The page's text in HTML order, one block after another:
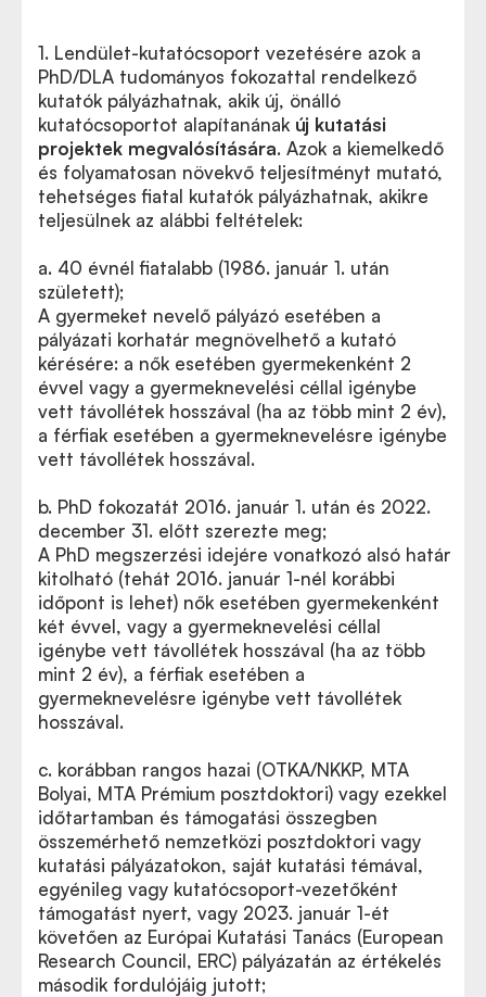
1. Lendület-kutatócsoport vezetésére azok a
PhD/DLA tudományos fokozattal rendelkező
kutatók pályázhatnak, akik új, önálló
kutatócsoportot alapítanának új kutatási
projektek megvalósítására. Azok a kiemelkedő
és folyamatosan növekvő teljesítményt mutató,
tehetséges fiatal kutatók pályázhatnak, akikre
teljesülnek az alábbi feltételek:
a. 40 évnél fiatalabb (1986. január 1. után
született);
A gyermeket nevelő pályázó esetében a
pályázati korhatár megnövelhető a kutató
kérésére: a nők esetében gyermekenként 2
évvel vagy a gyermeknevelési céllal igénybe
vett távollétek hosszával (ha az több mint 2 év),
a férfiak esetében a gyermeknevelésre igénybe
vett távollétek hosszával.
b. PhD fokozatát 2016. január 1. után és 2022.
december 31. előtt szerezte meg;
A PhD megszerzési idejére vonatkozó alsó határ
kitolható (tehát 2016. január 1-nél korábbi
időpont is lehet) nők esetében gyermekenként
két évvel, vagy a gyermeknevelési céllal
igénybe vett távollétek hosszával (ha az több
mint 2 év), a férfiak esetében a
gyermeknevelésre igénybe vett távollétek
hosszával.
c. korábban rangos hazai (OTKA/NKKP, MTA
Bolyai, MTA Prémium posztdoktori) vagy ezekkel
időtartamban és támogatási összegben
összemérhető nemzetközi posztdoktori vagy
kutatási pályázatokon, saját kutatási témával,
egyénileg vagy kutatócsoport-vezetőként
támogatást nyert, vagy 2023. január 1-ét
követően az Európai Kutatási Tanács (European
Research Council, ERC) pályázatán az értékelés
második fordulójáig jutott;